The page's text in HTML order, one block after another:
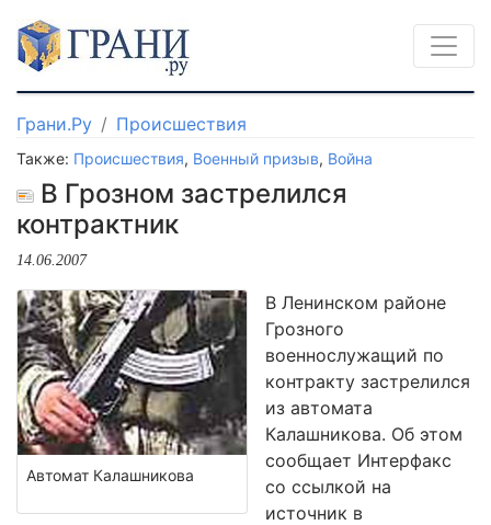
Грани.Ру Происшествия
Также: Происшествия, Военный призыв, Война
В Грозном застрелился
контрактник
14.06.2007
Автомат Калашникова
В Ленинском районе
Грозного
военнослужащий по
контракту застрелился
из автомата
Калашникова. Об этом
сообщает Интерфакс
со ссылкой на
источник в